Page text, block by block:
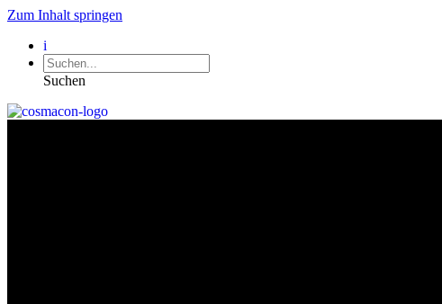
Zum Inhalt springen
i
Suchen